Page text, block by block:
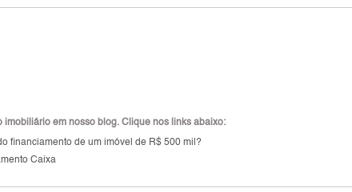
em nosso blog. Clique nos links abaixo:
financiamento de um imóvel de R$ 500 mil?
Caixa